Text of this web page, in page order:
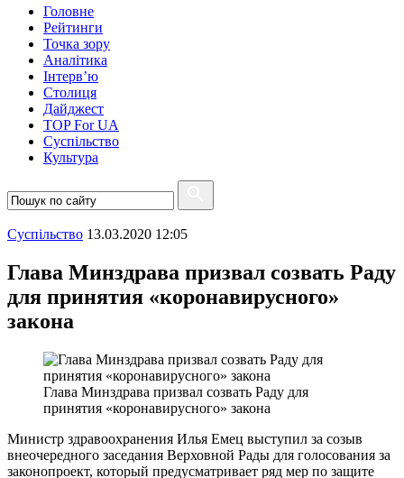
Головне
Рейтинги
Точка зору
Аналітика
Інтерв’ю
Столиця
Дайджест
TOP For UA
Суспiльство
Культура
Суспiльство 13.03.2020 12:05
Глава Минздрава призвал созвать Раду
для принятия «коронавирусного»
закона
Глава Минздрава призвал созвать Раду для
принятия «коронавирусного» закона
Министр здравоохранения Илья Емец выступил за созыв
внеочередного заседания Верховной Рады для голосования за
законопроект, который предусматривает ряд мер по защите